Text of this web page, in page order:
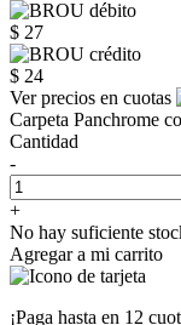
$ 27
$ 24
Ver precios en cuotas
Carpeta Panchrome
Cantidad
-
+
No hay suficiente
Agregar a mi carrito
¡Paga hasta en 12